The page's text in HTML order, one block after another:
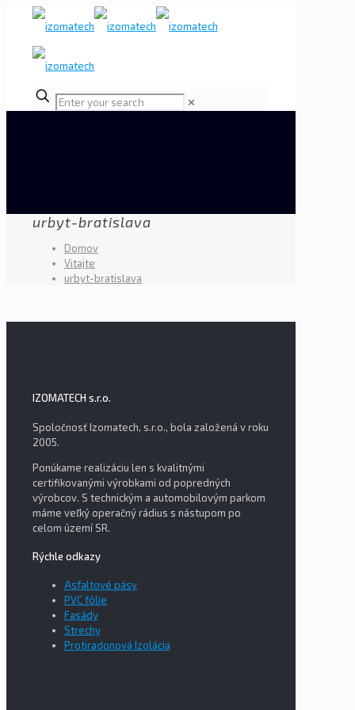
✕
urbyt-bratislava
Domov
Vitajte
urbyt-bratislava
IZOMATECH s.r.o.
Spoločnosť Izomatech, s.r.o., bola založená v roku
2005.
Ponúkame realizáciu len s kvalitnými
certifikovanými výrobkami od popredných
výrobcov. S technickým a automobilovým parkom
máme veľký operačný rádius s nástupom po
celom území SR.
Rýchle odkazy
Asfaltové pásy
PVC fólie
Fasády
Strechy
Protiradonová Izolácia